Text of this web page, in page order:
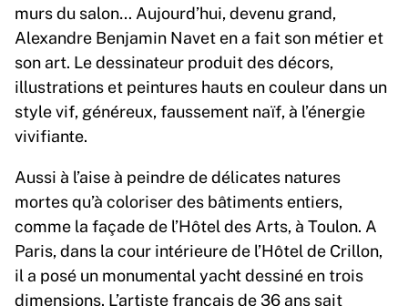
murs du salon… Aujourd’hui, devenu grand,
Alexandre Benjamin Navet en a fait son métier et
son art. Le dessinateur produit des décors,
illustrations et peintures hauts en couleur dans un
style vif, généreux, faussement naïf, à l’énergie
vivifiante.
Aussi à l’aise à peindre de délicates natures
mortes qu’à coloriser des bâtiments entiers,
comme la façade de l’Hôtel des Arts, à Toulon. A
Paris, dans la cour intérieure de l’Hôtel de Crillon,
il a posé un monumental yacht dessiné en trois
dimensions. L’artiste français de 36 ans sait